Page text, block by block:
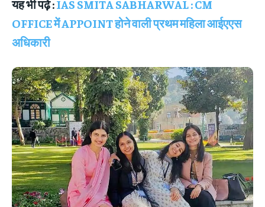
यह भी पढ़े :IAS SMITA SABHARWAL : CM
OFFICE में APPOINT होने वाली प्रथम महिला आईएएस
अधिकारी